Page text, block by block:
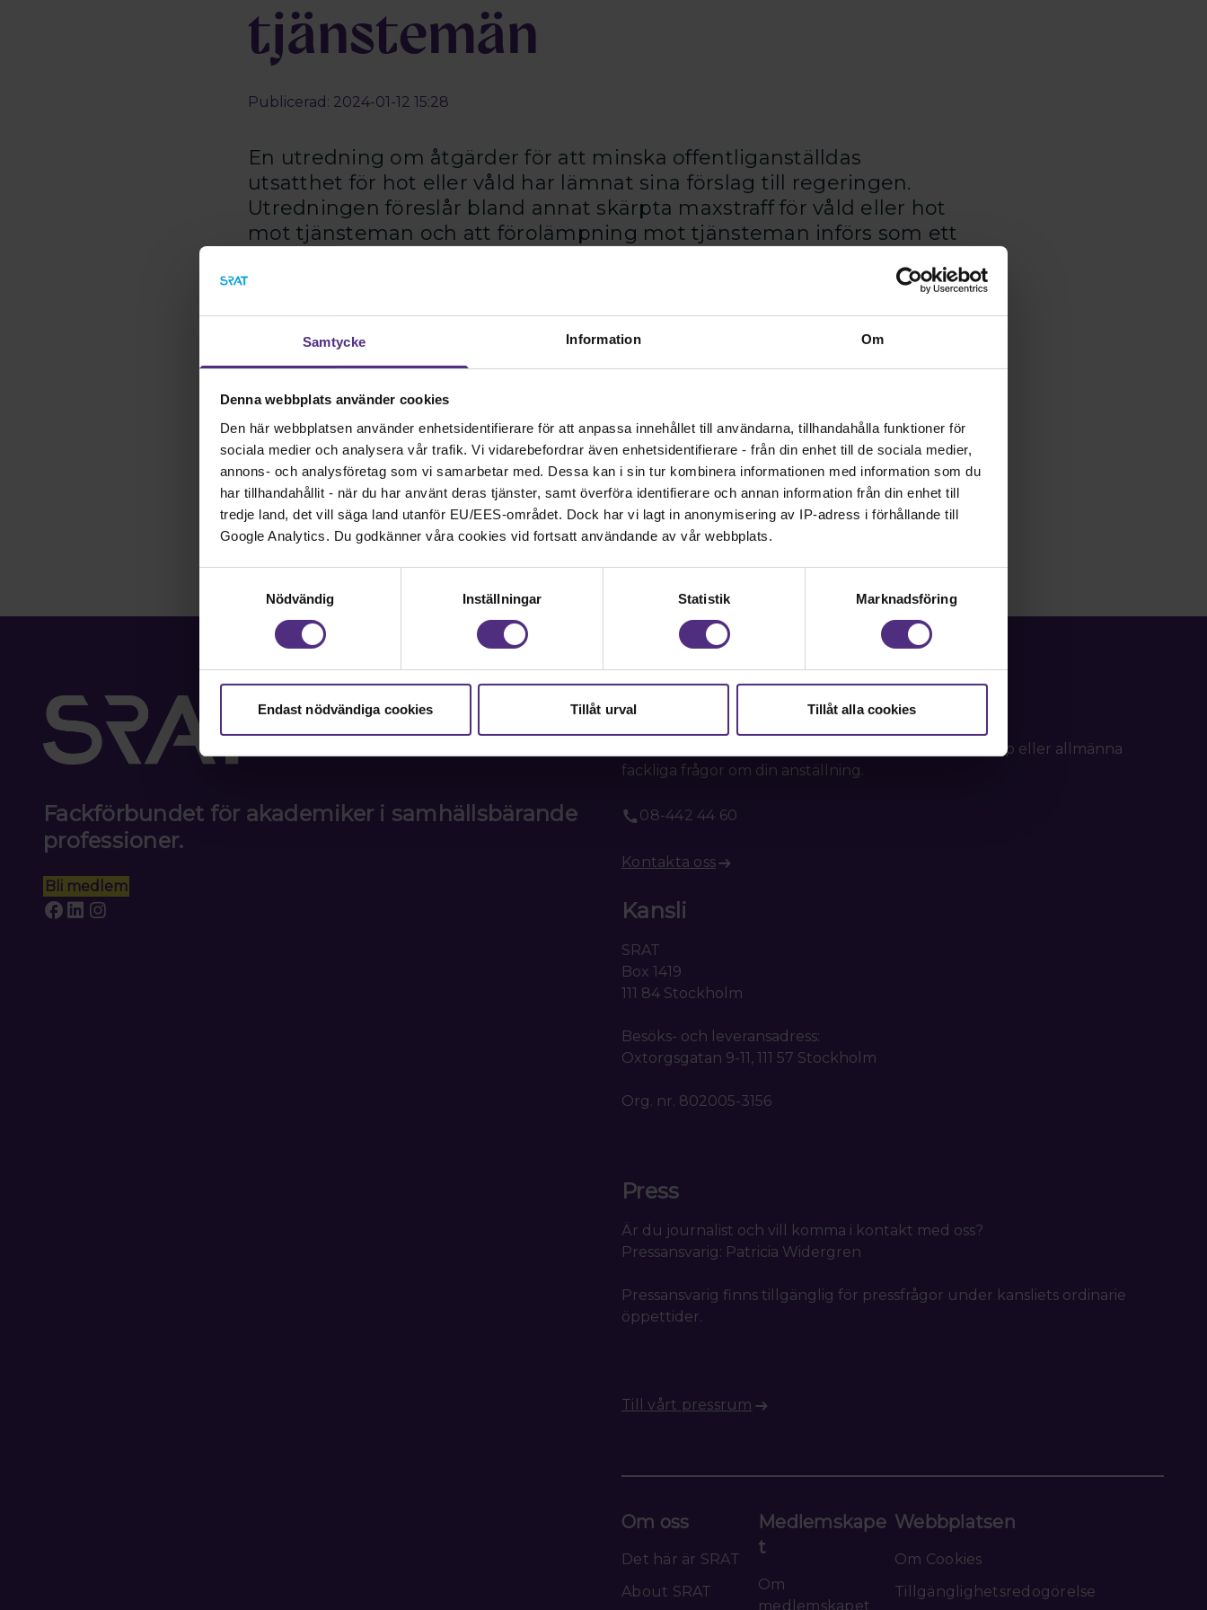
Samtycke Information Om
Denna webbplats använder cookies
Den här webbplatsen använder enhetsidentifierare för att anpassa innehållet till användarna, tillhandahålla funktioner för
sociala medier och analysera vår trafik. Vi vidarebefordrar även enhetsidentifierare - från din enhet till de sociala medier,
annons- och analysföretag som vi samarbetar med. Dessa kan i sin tur kombinera informationen med information som du
har tillhandahållit - när du har använt deras tjänster, samt överföra identifierare och annan information från din enhet till
tredje land, det vill säga land utanför EU/EES-området. Dock har vi lagt in anonymisering av IP-adress i förhållande till
Google Analytics. Du godkänner våra cookies vid fortsatt användande av vår webbplats.
Nödvändig
Inställningar Statistik Marknadsföring
Endast nödvändiga cookies Tillåt urval Tillåt alla cookies
tjänstemän
Publicerad: 2024-01-12 15:28
En utredning om åtgärder för att minska offentliganställdas
utsatthet för hot eller våld har lämnat sina förslag till regeringen.
Utredningen föreslår bland annat skärpta maxstraff för våld eller hot
mot tjänsteman och att förolämpning mot tjänsteman införs som ett
förbundsjurist på SRAT. Men vi beklagar att det inte finns några förslag för att öka skyddet av
tjänstemäns personuppgifter. Det är lätt att hitta personuppgifter på nätet idag. Det leder ju
tyvärr till att alltför många anställda i offentlig förvaltning utsätts för hot eller trakasserier. Jag
hoppas att en kommande utredning lämnar konkreta förslag på skärpningar.
Utredningen föreslår också att upprepade fall av angrepp, förolämpning, hot eller våld mot en
tjänsteman ska betraktas som ”olaga förföljelse”. Det finns också ett förslag om att det i vissa fall ska
vara möjligt att inte skriva ut vilken tjänsteman som fattat beslut.
Nyhet
Fackförbundet för akademiker i samhällsbärande
professioner.
Bli medlem
Kontakt
Kontakta oss på SRAT med frågor om ditt medlemskap eller allmänna
fackliga frågor om din anställning.
08-442 44 60
Kontakta oss
Kansli
SRAT
Box 1419
111 84 Stockholm
Besöks- och leveransadress:
Oxtorgsgatan 9-11, 111 57 Stockholm
Org. nr. 802005-3156
Press
Är du journalist och vill komma i kontakt med oss?
Pressansvarig: Patricia Widergren
Pressansvarig finns tillgänglig för pressfrågor under kansliets ordinarie
öppettider.
Till vårt pressrum
Om oss
Det här är SRAT
About SRAT
Medlemskape
t
Om
medlemskapet
Webbplatsen
Om Cookies
Tillgänglighetsredogörelse